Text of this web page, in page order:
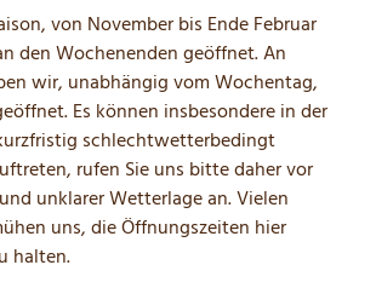
von November bis Ende Februar
den Wochenenden geöffnet. An
wir, unabhängig vom Wochentag,
Es können insbesondere in der
schlechtwetterbedingt
rufen Sie uns bitte daher vor
unklarer Wetterlage an. Vielen
uns, die Öffnungszeiten hier
halten.